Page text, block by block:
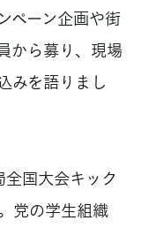
ペーン企画や街
から募り、現場
みを語りまし
国大会キック
党の学生組織